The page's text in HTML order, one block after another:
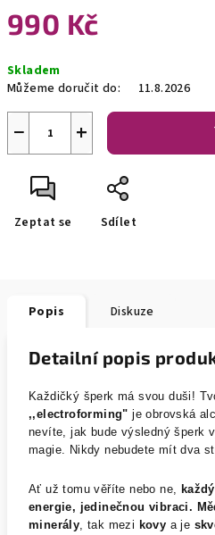
990 Kč
cena:
Skladem
Můžeme doručit do:
11.8.2026
+
−
Zeptat se Sdílet
Popis Diskuze
Detailní popis
Každičký šperk má svou duši!
,,electroforming" je obrovská
nevíte, jak bude výsledný šperk
magie. Nikdy nebudete mít dva
Ať už tomu věříte nebo ne,
energie, jedinečnou vibraci.
minerály, tak mezi kovy a je